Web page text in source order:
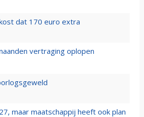
dat 170 euro extra
vertraging oplopen
maar maatschappij heeft ook plan